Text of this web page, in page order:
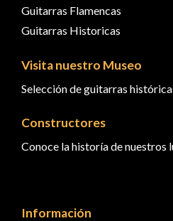
Guitarras Flamencas
Guitarras Historicas
Visita nuestro Museo
Selección de guitarras
Constructores
Conoce la historía de nuestros
Información